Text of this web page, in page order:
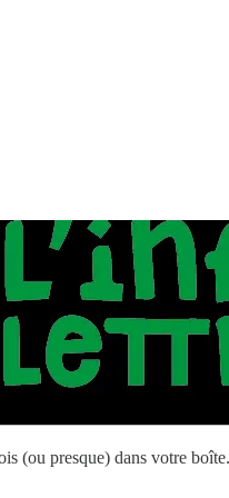
(ou presque) dans votre boîte.